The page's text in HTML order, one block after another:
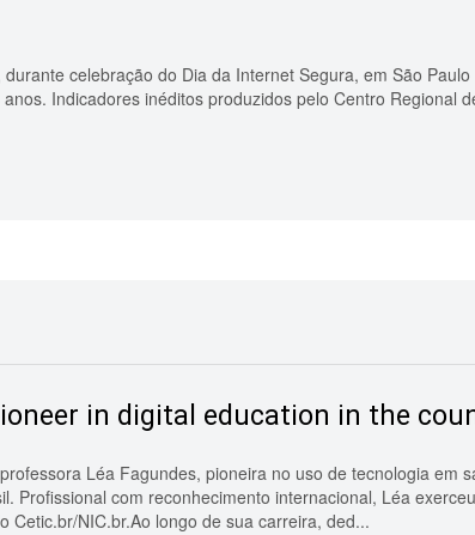
celebração do Dia da Internet Segura, em São
Indicadores inéditos produzidos pelo Centro Regional
in digital education in the
Léa Fagundes, pioneira no uso de tecnologia em
Profissional com reconhecimento internacional, Léa
Cetic.br/NIC.br.Ao longo de sua carreira, ded...